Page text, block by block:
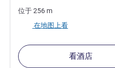
位于256 m
在地图上看
看酒店